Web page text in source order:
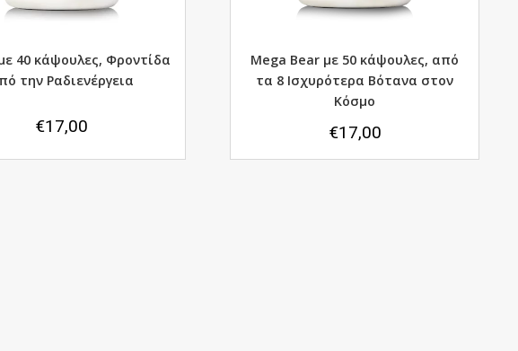
40 κάψουλες, Φροντίδα
την Ραδιενέργεια
€17,00
Mega Bear με 50 κάψουλες, από
τα 8 Ισχυρότερα Βότανα στον
Κόσμο
€17,00